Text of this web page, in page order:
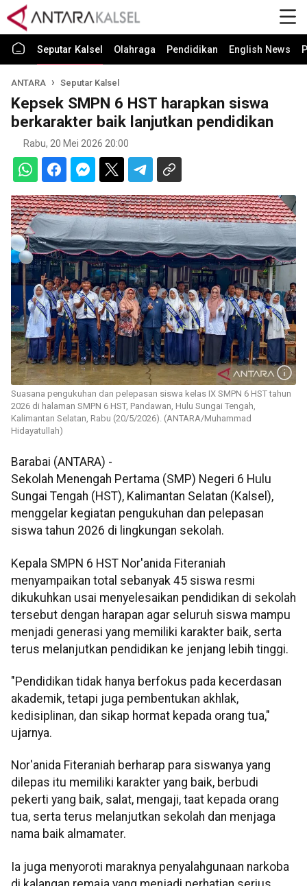
Seputar Kalsel Olahraga Pendidikan English News
ANTARA Seputar Kalsel
Kepsek SMPN 6 HST harapkan siswa
berkarakter baik lanjutkan pendidikan
Rabu, 20 Mei 2026 20:00
Suasana pengukuhan dan pelepasan siswa kelas IX SMPN 6 HST tahun
2026 di halaman SMPN 6 HST, Pandawan, Hulu Sungai Tengah,
Kalimantan Selatan, Rabu (20/5/2026). (ANTARA/Muhammad
Hidayatullah)
Barabai (ANTARA) -
Sekolah Menengah Pertama (SMP) Negeri 6 Hulu
Sungai Tengah (HST), Kalimantan Selatan (Kalsel),
menggelar kegiatan pengukuhan dan pelepasan
siswa tahun 2026 di lingkungan sekolah.
Kepala SMPN 6 HST Nor'anida Fiteraniah
menyampaikan total sebanyak 45 siswa resmi
dikukuhkan usai menyelesaikan pendidikan di sekolah
tersebut dengan harapan agar seluruh siswa mampu
menjadi generasi yang memiliki karakter baik, serta
terus melanjutkan pendidikan ke jenjang lebih tinggi.
"Pendidikan tidak hanya berfokus pada kecerdasan
akademik, tetapi juga pembentukan akhlak,
kedisiplinan, dan sikap hormat kepada orang tua,"
ujarnya.
Nor'anida Fiteraniah berharap para siswanya yang
dilepas itu memiliki karakter yang baik, berbudi
pekerti yang baik, salat, mengaji, taat kepada orang
tua, serta terus melanjutkan sekolah dan menjaga
nama baik almamater.
Ia juga menyoroti maraknya penyalahgunaan narkoba